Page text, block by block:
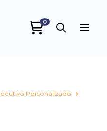
0
Personalizado